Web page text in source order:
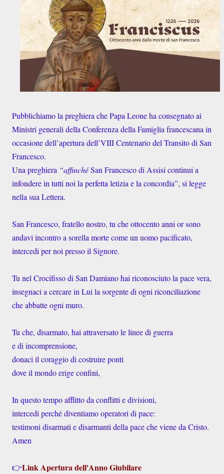
Pubblichiamo la preghiera che Papa Leone ha consegnato ai
Ministri generali della Conferenza della Famiglia francescana in
occasione dell’apertura dell’VIII Centenario del Transito di San
Francesco.
Una preghiera “affinchéSan Francesco di Assisi continui a
infondere in tutti noi la perfetta letizia e la concordia”, si legge
nella sua Lettera.
San Francesco, fratello nostro, tu che ottocento anni or sono
andavi incontro a sorella morte come un uomo pacificato,
intercedi per noi presso il Signore.
Tu nel Crocifisso di San Damiano hai riconosciuto la pace vera,
insegnaci a cercare in Lui la sorgente di ogni riconciliazione
che abbatte ogni muro.
Tu che, disarmato, hai attraversato le linee di guerra
e di incomprensione,
donaci il coraggio di costruire ponti
dove il mondo erige confini,
In questo tempo afflitto da conflitti e divisioni,
intercedi perché diventiamo operatori di pace:
testimoni disarmati e disarmanti della pace che viene da Cristo.
Amen
👉Link Apertura dell'Anno Giubilare